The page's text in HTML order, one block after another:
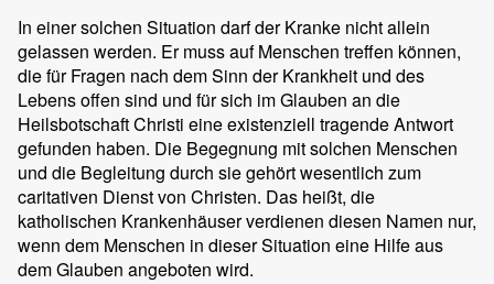
In einer solchen Situation darf der Kranke nicht allein
gelassen werden. Er muss auf Menschen treffen können,
die für Fragen nach dem Sinn der Krankheit und des
Lebens offen sind und für sich im Glauben an die
Heilsbotschaft Christi eine existenziell tragende Antwort
gefunden haben. Die Begegnung mit solchen Menschen
und die Begleitung durch sie gehört wesentlich zum
caritativen Dienst von Christen. Das heißt, die
katholischen Krankenhäuser verdienen diesen Namen nur,
wenn dem Menschen in dieser Situation eine Hilfe aus
dem Glauben angeboten wird.